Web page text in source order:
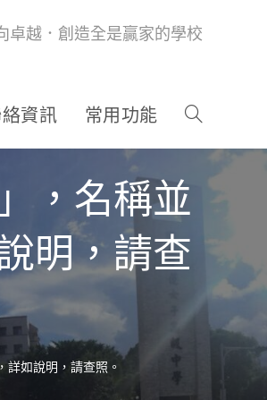
卓越．創造全是贏家的學校
資訊 常用功能
，名稱並
明，請查
如說明，請查照。